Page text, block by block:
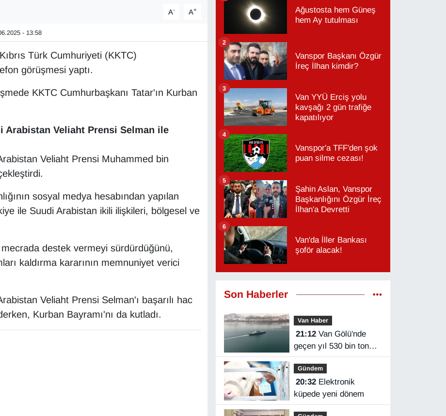
A- A+
- 13:58
Türk Cumhuriyeti (KKTC)
görüşmesi yaptı.
KKTC Cumhurbaşkanı Tatar'ın Kurban
Arabistan Veliaht Prensi Selman ile
Veliaht Prensi Muhammed bin
sosyal medya hesabından yapılan
ile Suudi Arabistan ikili ilişkileri, bölgesel ve
destek vermeyi sürdürdüğünü,
kaldırma kararının memnuniyet verici
Veliaht Prensi Selman'ı başarılı hac
Kurban Bayramı'nı da kutladı.
Ağustosta hem Güneş
hem Ay tutulması
Vanspor Başkanı Özgür
İreç İlhan kimdir?
2
Van YYÜ Erciş yolu
kavşağı 2 gün trafiğe
kapatılıyor
3
Vanspor'a TFF'den şok
puan silme cezası!
4
Şahin Aslan, Vanspor
Başkanlığını Özgür İreç
İlhan'a Devretti
5
Van'da İller Bankası
şoför alacak!
6
Son Haberler
Van Haber
21:12Van Gölü'nde
geçen yıl 530 bin ton
yük taşındı
Gündem
20:32Elektronik
küpede yeni dönem